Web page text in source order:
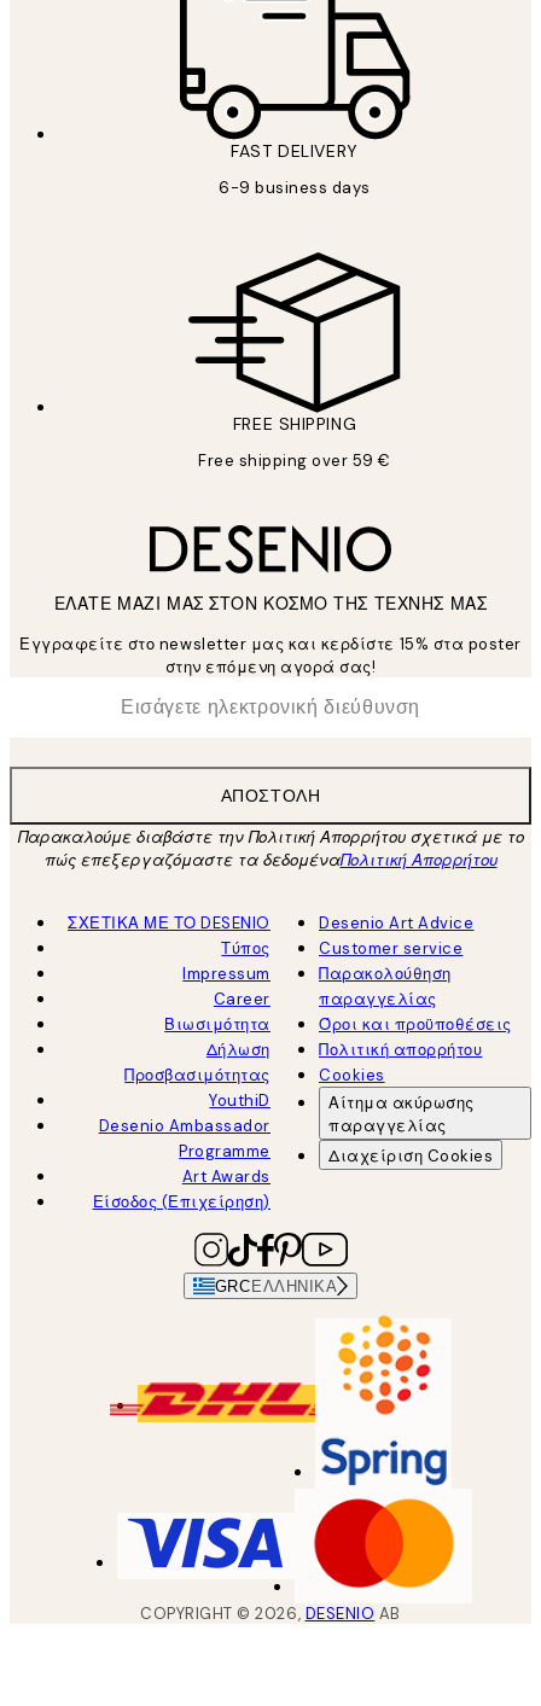
FAST DELIVERY
6-9 business days
FREE SHIPPING
Free shipping over 59 €
ΕΛΑΤΕ ΜΑΖΙ ΜΑΣ ΣΤΟΝ ΚΟΣΜΟ ΤΗΣ ΤΕΧΝΗΣ ΜΑΣ
Εγγραφείτε στο newsletter μας και κερδίστε 15% στα poster
στην επόμενη αγορά σας!
Ηλεκτρονική Διεύθυνση
ΑΠΟΣΤΟΛΉ
Παρακαλούμε διαβάστε την Πολιτική Απορρήτου σχετικά με το
πώς επεξεργαζόμαστε τα δεδομέναΠολιτική Απορρήτου
ΣΧΕΤΙΚΑ ΜΕ ΤΟ DESENIO
Τύπος
Impressum
Career
Βιωσιμότητα
Δήλωση
Προσβασιμότητας
YouthiD
Desenio Ambassador
Programme
Art Awards
Είσοδος (Επιχείρηση)
Desenio Art Advice
Customer service
Παρακολούθηση
παραγγελίας
Όροι και προϋποθέσεις
Πολιτική απορρήτου
Cookies
Αίτημα ακύρωσης
παραγγελίας
Διαχείριση Cookies
GRC ΕΛΛΗΝΙΚΆ
COPYRIGHT ©2026, DESENIO AB